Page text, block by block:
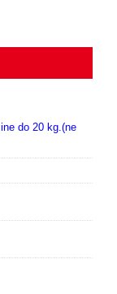
do 20 kg.(ne